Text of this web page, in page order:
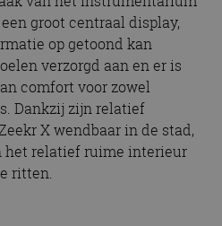
groot centraal display,
op getoond kan
verzorgd aan en er is
comfort voor zowel
Dankzij zijn relatief
X wendbaar in de stad,
het relatief ruime interieur
ritten.